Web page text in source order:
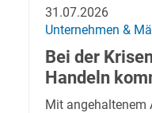
31.07.2026
Unternehmen &
Bei der
Handeln
Mit angehaltenem